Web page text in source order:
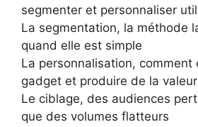
segmenter et personnaliser
La segmentation, la méthode
quand elle est simple
La personnalisation, comment
gadget et produire de la valeur
Le ciblage, des audiences
que des volumes flatteurs